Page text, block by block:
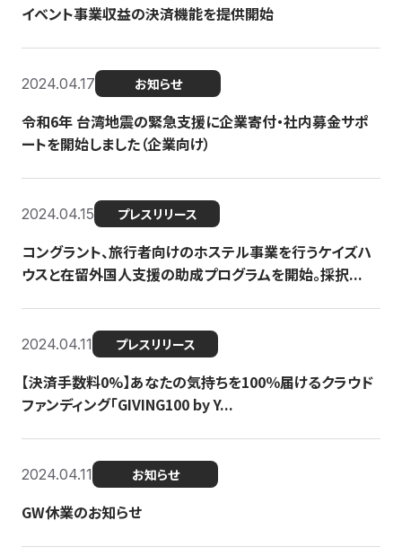
イベント事業収益の決済機能を提供開始
2024.04.17 お知らせ
令和6年 台湾地震の緊急支援に企業寄付・社内募金サポ
ートを開始しました（企業向け）
2024.04.15 プレスリリース
コングラント、旅行者向けのホステル事業を行うケイズハ
ウスと在留外国人支援の助成プログラムを開始。採択...
2024.04.11 プレスリリース
【決済手数料0%】あなたの気持ちを100％届けるクラウド
ファンディング「GIVING100 by Y...
2024.04.11 お知らせ
GW休業のお知らせ